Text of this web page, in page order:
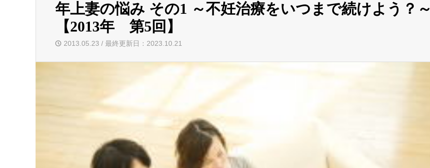
年上妻の悩み その1 ～不妊治療をいつまで続けよう？～
【2013年 第5回】
2013.05.23 / 最終更新日：2023.10.21